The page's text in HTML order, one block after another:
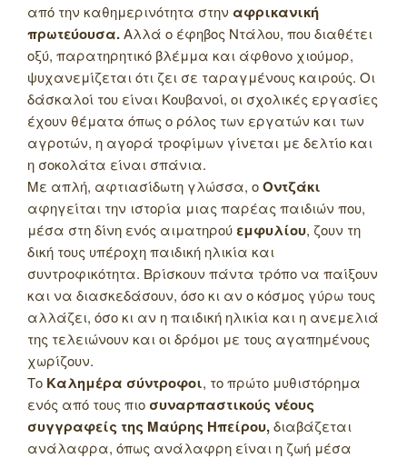
από την καθημερινότητα στην αφρικανική
πρωτεύουσα.Αλλά ο έφηβος Ντάλου, που διαθέτει
οξύ, παρατηρητικό βλέμμα και άφθονο χιούμορ,
ψυχανεμίζεται ότι ζει σε ταραγμένους καιρούς. Οι
δάσκαλοί του είναι Κουβανοί, οι σχολικές εργασίες
έχουν θέματα όπως ο ρόλος των εργατών και των
αγροτών, η αγορά τροφίμων γίνεται με δελτίο και
η σοκολάτα είναι σπάνια.
Με απλή, αφτιασίδωτη γλώσσα, οΟντζάκι
αφηγείται την ιστορία μιας παρέας παιδιών που,
μέσα στη δίνη ενός αιματηρού εμφυλίου, ζουν τη
δική τους υπέροχη παιδική ηλικία και
συντροφικότητα. Βρίσκουν πάντα τρόπο να παίξουν
και να διασκεδάσουν, όσο κι αν ο κόσμος γύρω τους
αλλάζει, όσο κι αν η παιδική ηλικία και η ανεμελιά
της τελειώνουν και οι δρόμοι με τους αγαπημένους
χωρίζουν.
Το Καλημέρα σύντροφοι, το πρώτο μυθιστόρημα
ενός από τους πιο συναρπαστικούς νέους
συγγραφείς της Μαύρης Ηπείρου,διαβάζεται
ανάλαφρα, όπως ανάλαφρη είναι η ζωή μέσα